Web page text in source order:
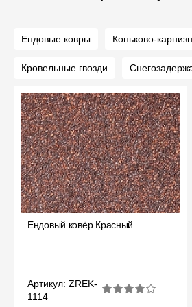
Ендовые ковры Коньково-
Кровельные гвозди
Ендовый ковёр Красный
Артикул: ZREK-
1114